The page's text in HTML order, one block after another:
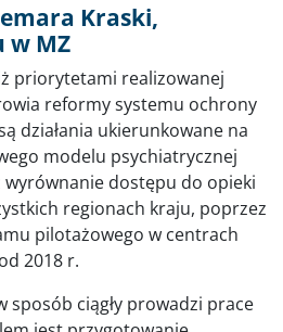
Kraski,
w MZ
priorytetami realizowanej
reformy systemu ochrony
działania ukierunkowane na
modelu psychiatrycznej
dostępu do opieki
regionach kraju, poprzez
pilotażowego w centrach
2018 r.
sposób ciągły prowadzi prace